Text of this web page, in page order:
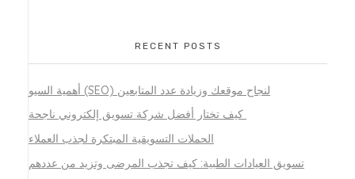
RECENT POSTS
أهمية السيو (SEO) لنجاح موقعك وزيادة عدد المتابعين
الحملات التسويقية المبتكرة لجذب العملاء
تسويق العيادات الطبية: كيف تجذب المرضى وتزيد من عددهم